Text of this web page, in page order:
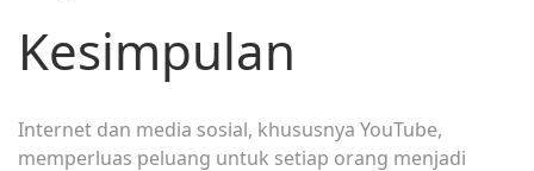
Kesimpulan
Internet dan media sosial, khususnya YouTube,
memperluas peluang untuk setiap orang menjadi